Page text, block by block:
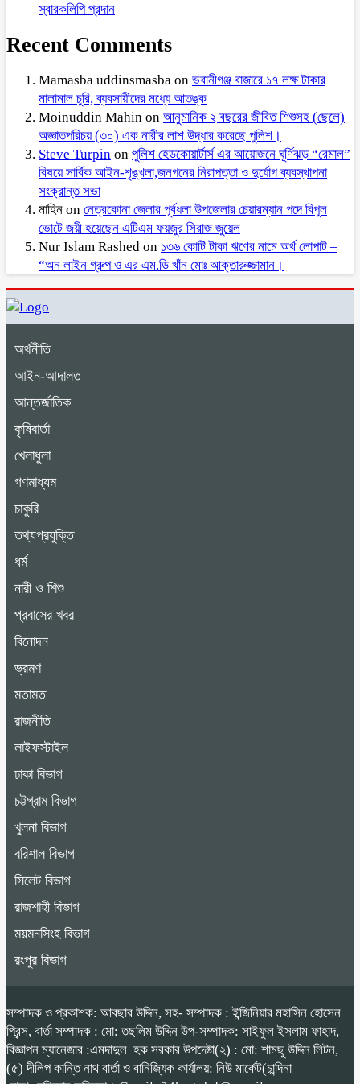
স্বারকলিপি প্রদান
Recent Comments
Mamasba uddinsmasba on ভবানীগঞ্জ বাজারে ১৭ লক্ষ টাকার
মালামাল চুরি, ব্যবসায়ীদের মধ্যে আতঙ্ক
Moinuddin Mahin on আনুমানিক ২ বছরের জীবিত শিশুসহ (ছেলে)
অজ্ঞাতপরিচয় (৩০) এক নারীর লাশ উদ্ধার করেছে পুলিশ।
Steve Turpin on পুলিশ হেডকোয়ার্টার্স এর আয়োজনে ঘূর্ণিঝড় “রেমাল”
বিষয়ে সার্বিক আইন-শৃঙ্খলা,জনগনের নিরাপত্তা ও দুর্যোগ ব্যবস্থাপনা
সংক্রান্ত সভা
মাহিন on নেত্রকোনা জেলার পূর্বধলা উপজেলার চেয়ারম্যান পদে বিপুল
ভোটে জয়ী হয়েছেন এটিএম ফয়জুর সিরাজ জুয়েল
Nur Islam Rashed on ১৩৬ কোটি টাকা ঋণের নামে অর্থ লোপাট –
“অন লাইন গ্রুপ ও এর এম.ডি খাঁন মোঃ আক্তারুজ্জামান।
অর্থনীতি
আইন-আদালত
আন্তর্জাতিক
কৃষিবার্তা
খেলাধুলা
গণমাধ্যম
চাকুরি
তথ্যপ্রযুক্তি
ধর্ম
নারী ও শিশু
প্রবাসের খবর
বিনোদন
ভ্রমণ
মতামত
রাজনীতি
লাইফস্টাইল
ঢাকা বিভাগ
চট্টগ্রাম বিভাগ
খুলনা বিভাগ
বরিশাল বিভাগ
সিলেট বিভাগ
রাজশাহী বিভাগ
ময়মনসিংহ বিভাগ
রংপুর বিভাগ
সম্পাদক ও প্রকাশক: আবছার উদ্দিন, সহ- সম্পাদক : ইন্জিনিয়ার মহাসিন হোসেন
প্রিন্স, বার্তা সম্পাদক : মো: তছলিম উদ্দিন উপ-সম্পাদক: সাইফুল ইসলাম ফাহাদ,
বিজ্ঞাপন ম্যানেজার :এমদাদুল হক সরকার উপদেষ্টা(২) : মো: শামছু উদ্দিন লিটন,
(৫) দীলিপ কান্তি নাথ বার্তা ও বানিজ্যিক কার্যালয়: নিউ মার্কেট(চান্দিনা